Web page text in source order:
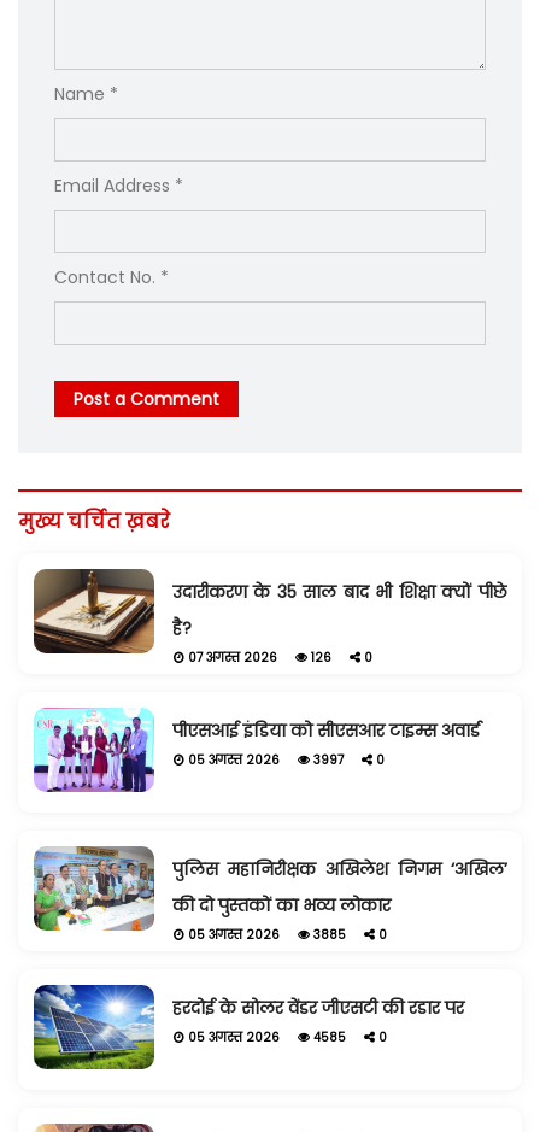
Name *
Email Address *
Contact No. *
Post a Comment
मुख्य चर्चित ख़बरे
उदारीकरण के 35 साल बाद भी शिक्षा क्यों पीछे
है?
07 अगस्त 2026 126 0
पीएसआई इंडिया को सीएसआर टाइम्स अवार्ड
05 अगस्त 2026 3997 0
पुलिस महानिरीक्षक अखिलेश निगम ‘अखिल’
की दो पुस्तकों का भव्य लोकार
05 अगस्त 2026 3885 0
हरदोई के सोलर वेंडर जीएसटी की रडार पर
05 अगस्त 2026 4585 0